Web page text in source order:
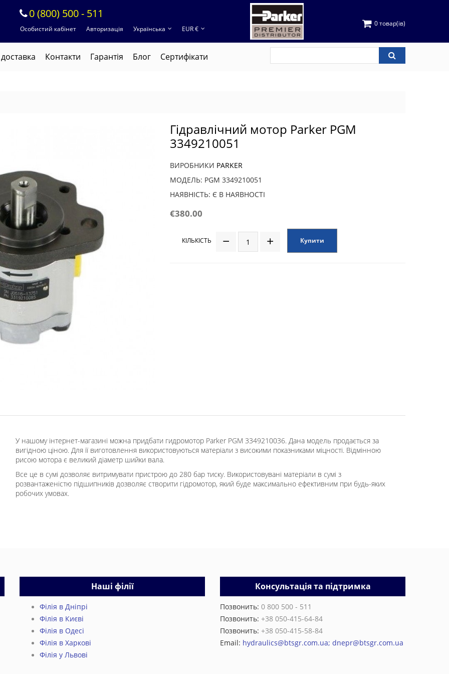
0 (800) 500 - 511
Особистий кабінет Авторизація Українська EUR €
0 товар(ів)
Контакти Гарантія Блог Cертифікати
Гідравлічний мотор Parker PGM
3349210051
ВИРОБНИКИ PARKER
МОДЕЛЬ: PGM 3349210051
НАЯВНІСТЬ: Є В НАЯВНОСТІ
€380.00
КІЛЬКІСТЬ Купити
У нашому інтернет-магазині можна придбати гидромотор Parker PGM 3349210036. Дана модель продається за
вигідною ціною. Для її виготовлення використовуються матеріали з високими показниками міцності. Відмінною
рисою мотора є великий діаметр шийки вала.
Все це в сумі дозволяє витримувати пристрою до 280 бар тиску. Використовувані матеріали в сумі з
розвантаженістю підшипників дозволяє створити гідромотор, який буде максимально ефективним при будь-яких
робочих умовах.
Наші філії
Філія в Дніпрі
Філія в Києві
Філія в Одесі
Філія в Харкові
Філія у Львові
Консультація та підтримка
Позвонить: 0 800 500 - 511
Позвонить: +38 050-415-64-84
Позвонить: +38 050-415-58-84
Email: hydraulics@btsgr.com.ua; dnepr@btsgr.com.ua